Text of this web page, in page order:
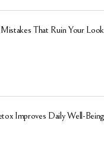
That Ruin Your Look
Improves Daily Well-Being